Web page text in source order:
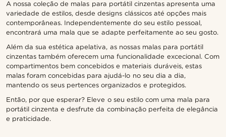
A nossa coleção de malas para portátil cinzentas apresenta uma
variedade de estilos, desde designs clássicos até opções mais
contemporâneas. Independentemente do seu estilo pessoal,
encontrará uma mala que se adapte perfeitamente ao seu gosto.
Além da sua estética apelativa, as nossas malas para portátil
cinzentas também oferecem uma funcionalidade excecional. Com
compartimentos bem concebidos e materiais duráveis, estas
malas foram concebidas para ajudá-lo no seu dia a dia,
mantendo os seus pertences organizados e protegidos.
Então, por que esperar? Eleve o seu estilo com uma mala para
portátil cinzenta e desfrute da combinação perfeita de elegância
e praticidade.